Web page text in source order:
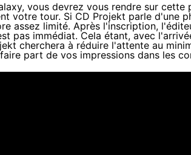
vous devrez vous rendre sur cette
votre tour. Si CD Projekt parle d'une
assez limité. Après l'inscription,
pas immédiat. Cela étant, avec
cherchera à réduire l'attente au
part de vos impressions dans les